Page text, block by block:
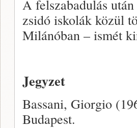
A felszabadulás
zsidó iskolák közül
Milánóban – ismét
Jegyzet
Bassani, Giorgio
Budapest.